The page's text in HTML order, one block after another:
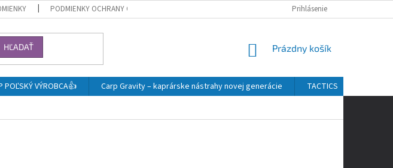
PODMIENKY OCHRANY OSOBNÝCH ÚDAJOV Prihlásenie
HĽADAŤ
NÁKUPNÝ
Prázdny košík
VÝROBCA👍 Carp Gravity – kaprárske nástrahy novej generácie TACTICS